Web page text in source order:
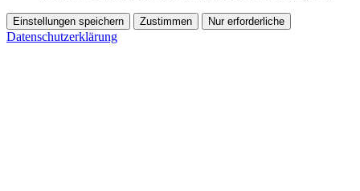
Einstellungen speichern Zustimmen Nur erforderliche
Datenschutzerklärung